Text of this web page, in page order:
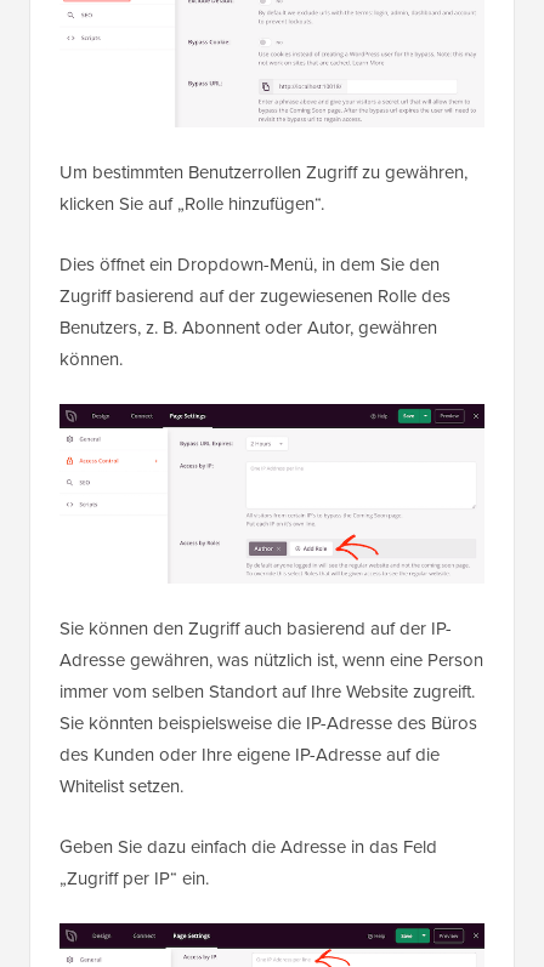
Um bestimmten Benutzerrollen Zugriff zu gewähren,
klicken Sie auf „Rolle hinzufügen“.
Dies öffnet ein Dropdown-Menü, in dem Sie den
Zugriff basierend auf der zugewiesenen Rolle des
Benutzers, z. B. Abonnent oder Autor, gewähren
können.
Sie können den Zugriff auch basierend auf der IP-
Adresse gewähren, was nützlich ist, wenn eine Person
immer vom selben Standort auf Ihre Website zugreift.
Sie könnten beispielsweise die IP-Adresse des Büros
des Kunden oder Ihre eigene IP-Adresse auf die
Whitelist setzen.
Geben Sie dazu einfach die Adresse in das Feld
„Zugriff per IP“ ein.